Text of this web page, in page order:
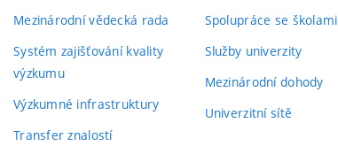
Mezinárodní vědecká rada
Systém zajišťování kvality
výzkumu
Výzkumné infrastruktury
Transfer znalostí
Spolupráce se školami
Služby univerzity
Mezinárodní dohody
Univerzitní sítě